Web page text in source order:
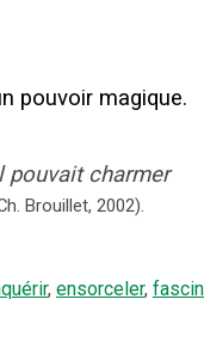
pouvoir magique.
pouvait charmer
Brouillet, 2002).
, ensorceler,